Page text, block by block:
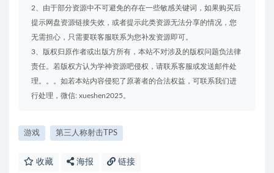
2、由于部分资源中不可避免的存在一些敏感关键词，如果购买后
提示网盘资源链接失效，或者提示此类资源无法分享的情况，您
无需担心，只需要联客服联系为您补发资源即可。
3、版权归原作者或出版方所有，本站不对涉及的版权问题负法律
责任。若版权方认为学神资源吧侵权，请联系客服或发送邮件处
理。。。如若本站内容侵犯了原著者的合法权益，可联系我们进
行处理，微信: xueshen2025。
游戏 第三人称射击TPS
收藏 海报 链接